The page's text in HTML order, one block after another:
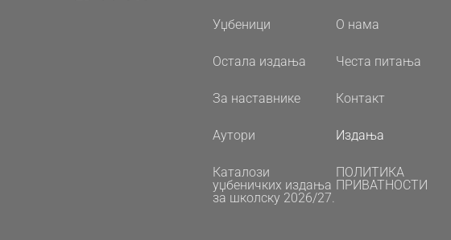
Уџбеници О нама
Остала издања Честа питања
За наставнике Контакт
Аутори Издања
Каталози
уџбеничких издања
за школску 2026/27.
ПОЛИТИКА
ПРИВАТНОСТИ